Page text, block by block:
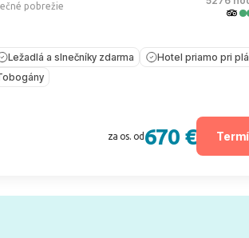
pobrežie
Ležadlá a slnečníky zdarma
Hotel priamo pri
za os. od 670 €